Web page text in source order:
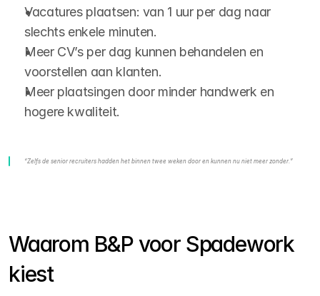
Vacatures plaatsen: van 1 uur per dag naar
slechts enkele minuten.
Meer CV’s per dag kunnen behandelen en
voorstellen aan klanten.
Meer plaatsingen door minder handwerk en
hogere kwaliteit.
“Zelfs de senior recruiters hadden het binnen twee weken door en kunnen nu niet meer zonder.”
Waarom B&P voor Spadework
kiest